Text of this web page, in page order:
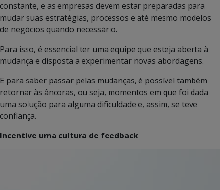
constante, e as empresas devem estar preparadas para
mudar suas estratégias, processos e até mesmo modelos
de negócios quando necessário.
Para isso, é essencial ter uma equipe que esteja aberta à
mudança e disposta a experimentar novas abordagens.
E para saber passar pelas mudanças, é possível também
retornar às âncoras, ou seja, momentos em que foi dada
uma solução para alguma dificuldade e, assim, se teve
confiança.
Incentive uma cultura de feedback